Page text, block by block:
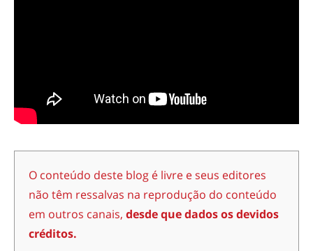
O conteúdo deste blog é livre e seus editores
não têm ressalvas na reprodução do conteúdo
em outros canais, desde que dados os devidos
créditos.